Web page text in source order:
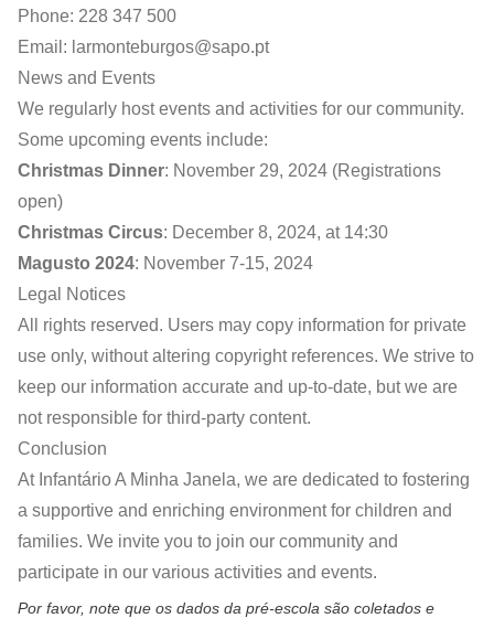
Phone: 228 347 500
Email: larmonteburgos@sapo.pt
News and Events
We regularly host events and activities for our community.
Some upcoming events include:
Christmas Dinner: November 29, 2024 (Registrations
open)
Christmas Circus: December 8, 2024, at 14:30
Magusto 2024: November 7-15, 2024
Legal Notices
All rights reserved. Users may copy information for private
use only, without altering copyright references. We strive to
keep our information accurate and up-to-date, but we are
not responsible for third-party content.
Conclusion
At Infantário A Minha Janela, we are dedicated to fostering
a supportive and enriching environment for children and
families. We invite you to join our community and
participate in our various activities and events.
Por favor, note que os dados da pré-escola são coletados e